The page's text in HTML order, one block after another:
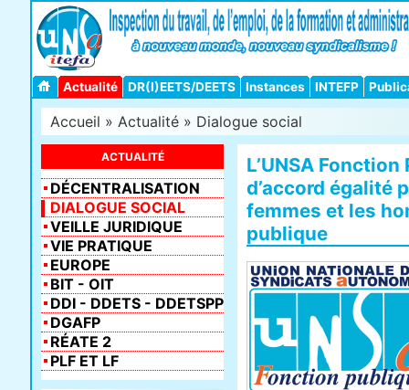
Actualité DR(I)EETS/DEETS Instances INTEFP
Accueil » Actualité » Dialogue social
L’UNSA
d’accord égalité
femmes et les
publique
ACTUALITÉ
DÉCENTRALISATION
DIALOGUE SOCIAL
VEILLE JURIDIQUE
VIE PRATIQUE
EUROPE
BIT - OIT
DDI - DDETS - DDETSPP
DGAFP
RÉATE 2
PLF ET LF